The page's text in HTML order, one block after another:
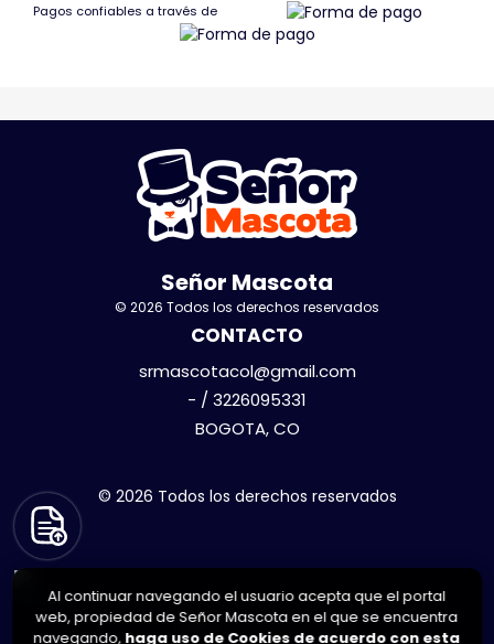
Pagos confiables a través de
Señor Mascota
© 2026 Todos los derechos reservados
CONTACTO
srmascotacol@gmail.com
- / 3226095331
BOGOTA, CO
© 2026 Todos los derechos reservados
Al continuar navegando el usuario acepta que el portal
web, propiedad de Señor Mascota en el que se encuentra
navegando, haga uso de Cookies de acuerdo con esta